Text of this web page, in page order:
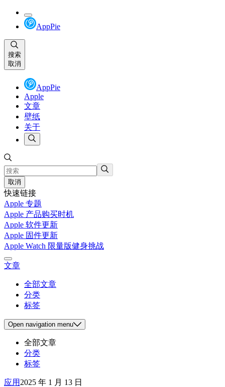
AppPie
搜索
取消
AppPie
Apple
文章
壁纸
关于
取消
快速链接
Apple 专题
Apple 产品购买时机
Apple 软件更新
Apple 固件更新
Apple Watch 限量版健身挑战
文章
全部文章
分类
标签
Open navigation menu
全部文章
分类
标签
应用 2025 年 1 月 13 日